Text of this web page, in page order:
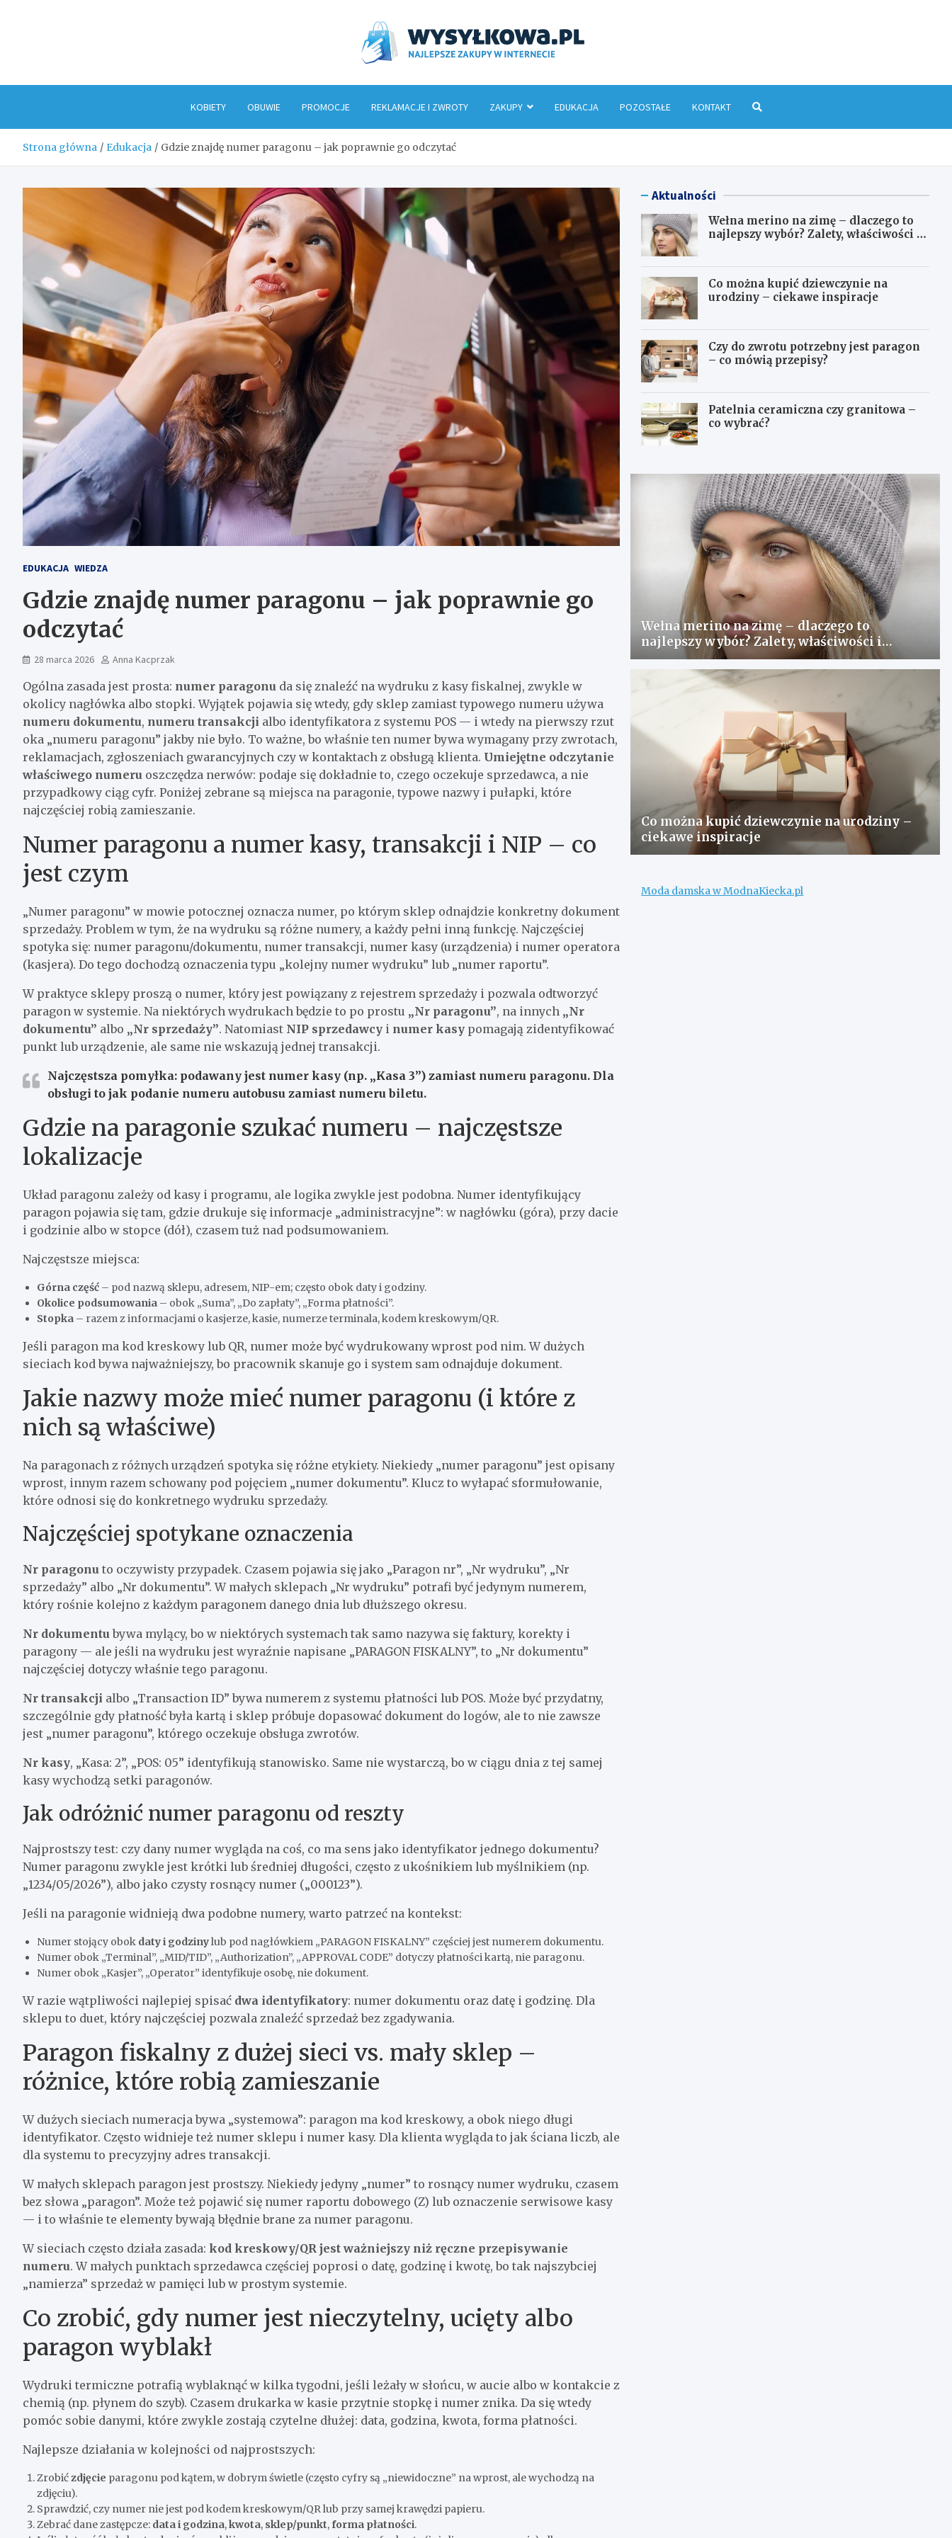
KOBIETY OBUWIE PROMOCJE REKLAMACJE I ZWROTY ZAKUPY EDUKACJA POZOSTAŁE KONTAKT
Strona główna Edukacja Gdzie znajdę numer paragonu – jak poprawnie go odczytać
EDUKACJA WIEDZA
Gdzie znajdę numer paragonu – jak poprawnie go
odczytać
28 marca 2026 Anna Kacprzak
Ogólna zasada jest prosta: numer paragonu da się znaleźć na wydruku z kasy fiskalnej, zwykle w
okolicy nagłówka albo stopki. Wyjątek pojawia się wtedy, gdy sklep zamiast typowego numeru używa
numeru dokumentu, numeru transakcji albo identyfikatora z systemu POS — i wtedy na pierwszy rzut
oka „numeru paragonu” jakby nie było. To ważne, bo właśnie ten numer bywa wymagany przy zwrotach,
reklamacjach, zgłoszeniach gwarancyjnych czy w kontaktach z obsługą klienta. Umiejętne odczytanie
właściwego numeru oszczędza nerwów: podaje się dokładnie to, czego oczekuje sprzedawca, a nie
przypadkowy ciąg cyfr. Poniżej zebrane są miejsca na paragonie, typowe nazwy i pułapki, które
najczęściej robią zamieszanie.
Numer paragonu a numer kasy, transakcji i NIP – co
jest czym
„Numer paragonu” w mowie potocznej oznacza numer, po którym sklep odnajdzie konkretny dokument
sprzedaży. Problem w tym, że na wydruku są różne numery, a każdy pełni inną funkcję. Najczęściej
spotyka się: numer paragonu/dokumentu, numer transakcji, numer kasy (urządzenia) i numer operatora
(kasjera). Do tego dochodzą oznaczenia typu „kolejny numer wydruku” lub „numer raportu”.
W praktyce sklepy proszą o numer, który jest powiązany z rejestrem sprzedaży i pozwala odtworzyć
paragon w systemie. Na niektórych wydrukach będzie to po prostu „Nr paragonu”, na innych „Nr
dokumentu” albo „Nr sprzedaży”. Natomiast NIP sprzedawcy i numer kasy pomagają zidentyfikować
punkt lub urządzenie, ale same nie wskazują jednej transakcji.
Najczęstsza pomyłka: podawany jest numer kasy (np. „Kasa 3”) zamiast numeru paragonu. Dla
obsługi to jak podanie numeru autobusu zamiast numeru biletu.
Gdzie na paragonie szukać numeru – najczęstsze
lokalizacje
Układ paragonu zależy od kasy i programu, ale logika zwykle jest podobna. Numer identyfikujący
paragon pojawia się tam, gdzie drukuje się informacje „administracyjne”: w nagłówku (góra), przy dacie
i godzinie albo w stopce (dół), czasem tuż nad podsumowaniem.
Najczęstsze miejsca:
Górna część – pod nazwą sklepu, adresem, NIP-em; często obok daty i godziny.
Okolice podsumowania – obok „Suma”, „Do zapłaty”, „Forma płatności”.
Stopka – razem z informacjami o kasjerze, kasie, numerze terminala, kodem kreskowym/QR.
Jeśli paragon ma kod kreskowy lub QR, numer może być wydrukowany wprost pod nim. W dużych
sieciach kod bywa najważniejszy, bo pracownik skanuje go i system sam odnajduje dokument.
Jakie nazwy może mieć numer paragonu (i które z
nich są właściwe)
Na paragonach z różnych urządzeń spotyka się różne etykiety. Niekiedy „numer paragonu” jest opisany
wprost, innym razem schowany pod pojęciem „numer dokumentu”. Klucz to wyłapać sformułowanie,
które odnosi się do konkretnego wydruku sprzedaży.
Najczęściej spotykane oznaczenia
Nr paragonu to oczywisty przypadek. Czasem pojawia się jako „Paragon nr”, „Nr wydruku”, „Nr
sprzedaży” albo „Nr dokumentu”. W małych sklepach „Nr wydruku” potrafi być jedynym numerem,
który rośnie kolejno z każdym paragonem danego dnia lub dłuższego okresu.
Nr dokumentubywa mylący, bo w niektórych systemach tak samo nazywa się faktury, korekty i
paragony — ale jeśli na wydruku jest wyraźnie napisane „PARAGON FISKALNY”, to „Nr dokumentu”
najczęściej dotyczy właśnie tego paragonu.
Nr transakcji albo „Transaction ID” bywa numerem z systemu płatności lub POS. Może być przydatny,
szczególnie gdy płatność była kartą i sklep próbuje dopasować dokument do logów, ale to nie zawsze
jest „numer paragonu”, którego oczekuje obsługa zwrotów.
Nr kasy, „Kasa: 2”, „POS: 05” identyfikują stanowisko. Same nie wystarczą, bo w ciągu dnia z tej samej
kasy wychodzą setki paragonów.
Jak odróżnić numer paragonu od reszty
Najprostszy test: czy dany numer wygląda na coś, co ma sens jako identyfikator jednego dokumentu?
Numer paragonu zwykle jest krótki lub średniej długości, często z ukośnikiem lub myślnikiem (np.
„1234/05/2026”), albo jako czysty rosnący numer („000123”).
Jeśli na paragonie widnieją dwa podobne numery, warto patrzeć na kontekst:
Numer stojący obok daty i godzinylub pod nagłówkiem „PARAGON FISKALNY” częściej jest numerem dokumentu.
Numer obok „Terminal”, „MID/TID”, „Authorization”, „APPROVAL CODE” dotyczy płatności kartą, nie paragonu.
Numer obok „Kasjer”, „Operator” identyfikuje osobę, nie dokument.
W razie wątpliwości najlepiej spisać dwa identyfikatory: numer dokumentu oraz datę i godzinę. Dla
sklepu to duet, który najczęściej pozwala znaleźć sprzedaż bez zgadywania.
Paragon fiskalny z dużej sieci vs. mały sklep –
różnice, które robią zamieszanie
W dużych sieciach numeracja bywa „systemowa”: paragon ma kod kreskowy, a obok niego długi
identyfikator. Często widnieje też numer sklepu i numer kasy. Dla klienta wygląda to jak ściana liczb, ale
dla systemu to precyzyjny adres transakcji.
W małych sklepach paragon jest prostszy. Niekiedy jedyny „numer” to rosnący numer wydruku, czasem
bez słowa „paragon”. Może też pojawić się numer raportu dobowego (Z) lub oznaczenie serwisowe kasy
— i to właśnie te elementy bywają błędnie brane za numer paragonu.
W sieciach często działa zasada: kod kreskowy/QR jest ważniejszy niż ręczne przepisywanie
numeru. W małych punktach sprzedawca częściej poprosi o datę, godzinę i kwotę, bo tak najszybciej
„namierza” sprzedaż w pamięci lub w prostym systemie.
Co zrobić, gdy numer jest nieczytelny, ucięty albo
paragon wyblakł
Wydruki termiczne potrafią wyblaknąć w kilka tygodni, jeśli leżały w słońcu, w aucie albo w kontakcie z
chemią (np. płynem do szyb). Czasem drukarka w kasie przytnie stopkę i numer znika. Da się wtedy
pomóc sobie danymi, które zwykle zostają czytelne dłużej: data, godzina, kwota, forma płatności.
Najlepsze działania w kolejności od najprostszych:
Zrobićzdjęcie paragonu pod kątem, w dobrym świetle (często cyfry są „niewidoczne” na wprost, ale wychodzą na
zdjęciu).
Sprawdzić, czy numer nie jest pod kodem kreskowym/QR lub przy samej krawędzi papieru.
Zebrać dane zastępcze: data i godzina,kwota, sklep/punkt, forma płatności.
Aktualności
Wełna merino na zimę – dlaczego to
najlepszy wybór? Zalety, właściwości i
Co można kupić dziewczynie na
urodziny – ciekawe inspiracje
Czy do zwrotu potrzebny jest paragon
– co mówią przepisy?
Patelnia ceramiczna czy granitowa –
co wybrać?
Wełna merino na zimę – dlaczego to
najlepszy wybór? Zalety, właściwości i
pielęgnacja
Co można kupić dziewczynie na urodziny –
ciekawe inspiracje
Moda damska w ModnaKiecka.pl